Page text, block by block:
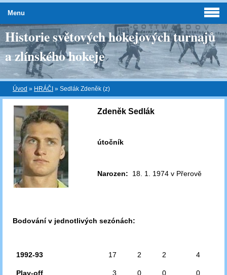
Historie světových hokejových turnajů
a zlínského hokeje
Úvod » HRÁČI » Sedlák Zdeněk (z)
Zdeněk Sedlák
útočník
Narozen: 18. 1. 1974 v Přerově
Bodování v jednotlivých sezónách:
1992-93 17 2 2 4
Play-off 3 0 0 0
Menu